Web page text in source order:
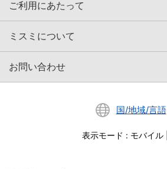
ご利用にあたって
ミスミについて
お問い合わせ
国/地域/言語
表示モード : モバイル